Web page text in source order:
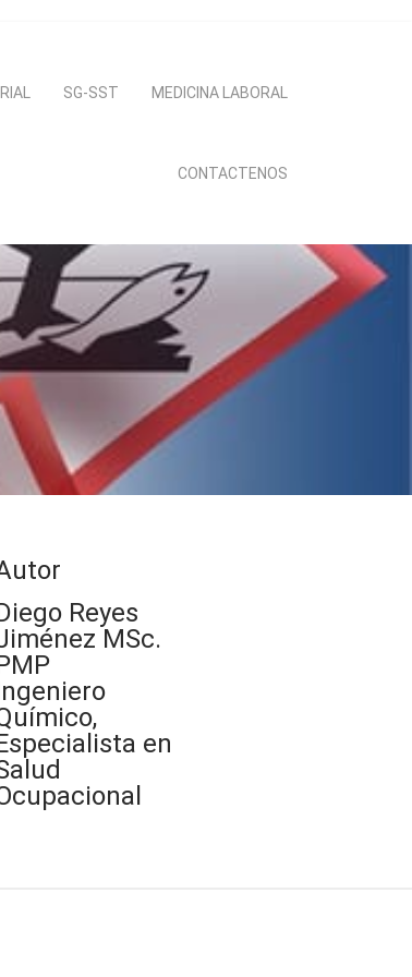
SG-SST MEDICINA LABORAL
CONTACTENOS
Reyes
MSc.
en